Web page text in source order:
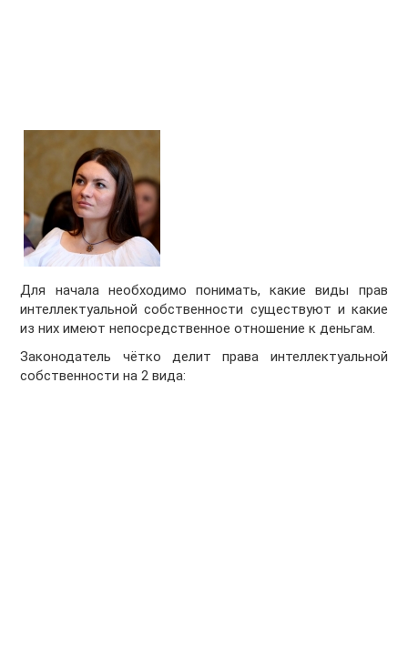
Для начала необходимо понимать, какие виды прав
интеллектуальной собственности существуют и какие
из них имеют непосредственное отношение к деньгам.
Законодатель чётко делит права интеллектуальной
собственности на 2 вида: